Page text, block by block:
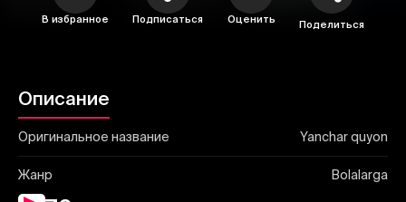
В избранное Подписаться Оценить Поделиться
Описание
Оригинальное название Yanchar quyon
Жанр Bolalarga
Отправить